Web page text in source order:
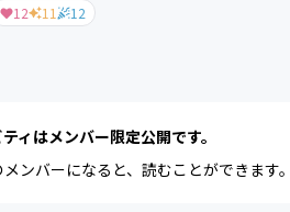
12 11 12
ィはメンバー限定公開です。
ンバーになると、読むことができます。